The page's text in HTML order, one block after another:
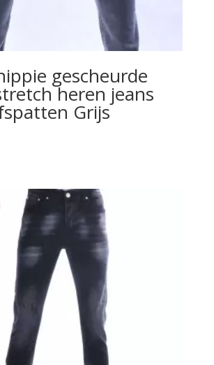
gescheurde
heren jeans
Grijs